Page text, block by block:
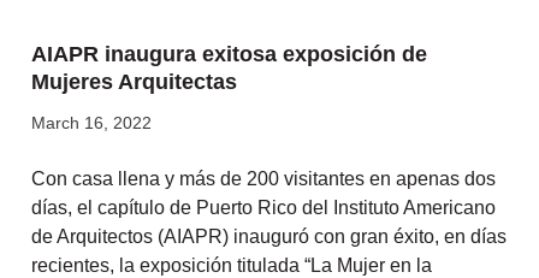
AIAPR inaugura exitosa exposición de
Mujeres Arquitectas
March 16, 2022
Con casa llena y más de 200 visitantes en apenas dos
días, el capítulo de Puerto Rico del Instituto Americano
de Arquitectos (AIAPR) inauguró con gran éxito, en días
recientes, la exposición titulada “La Mujer en la